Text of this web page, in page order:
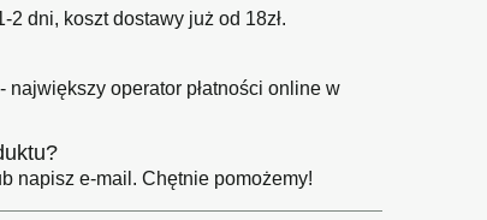
dni, koszt dostawy już od 18zł.
największy operator płatności online w
napisz e-mail. Chętnie pomożemy!